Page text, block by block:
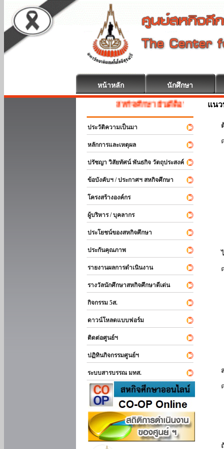
หน้าหลัก นักศึกษา
สหกิจศึกษา ยินดีต้อนรับ
ประวัติความเป็นมา
หลักการและเหตุผล
ปรัชญา วิสัยทัศน์ พันธกิจ วัตถุประสงค์
ข้อบังคับฯ / ประกาศฯ สหกิจศึกษา
โครงสร้างองค์กร
ผู้บริหาร / บุคลากร
ประโยชน์ของสหกิจศึกษา
ประกันคุณภาพ
รายงานผลการดำเนินงาน
รางวัลนักศึกษาสหกิจศึกษาดีเด่น
กิจกรรม 5ส.
ดาวน์โหลดแบบฟอร์ม
ติดต่อศูนย์ฯ
ปฏิทินกิจกรรมศูนย์ฯ
ระบบสารบรรณ มทส.
แน